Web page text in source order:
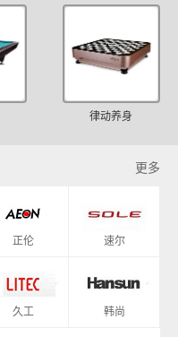
律动养身
更多
正伦 速尔
久工 韩尚